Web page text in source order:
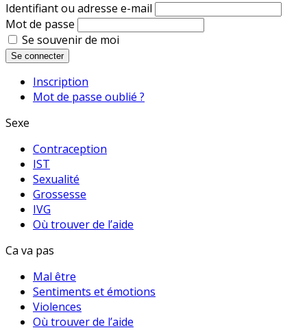
Identifiant ou adresse e-mail
Mot de passe
Se souvenir de moi
Se connecter
Inscription
Mot de passe oublié ?
Sexe
Contraception
IST
Sexualité
Grossesse
IVG
Où trouver de l’aide
Ca va pas
Mal être
Sentiments et émotions
Violences
Où trouver de l’aide